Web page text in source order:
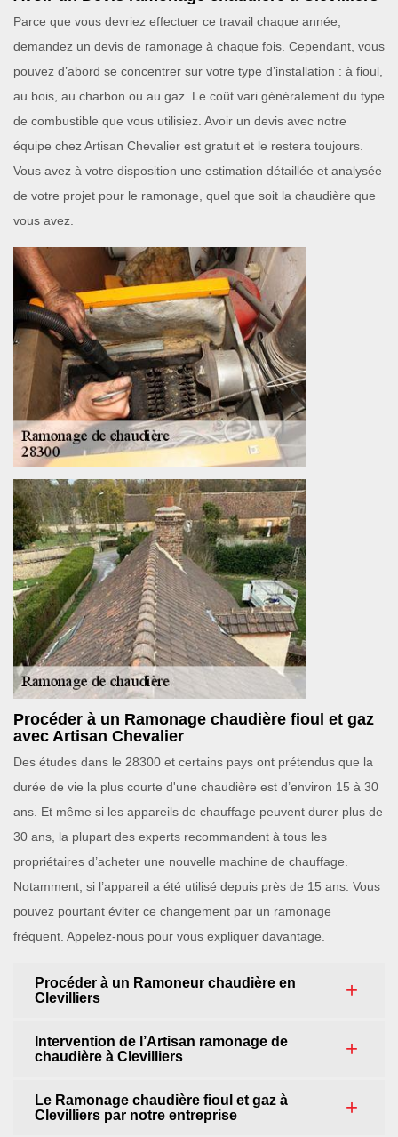
Parce que vous devriez effectuer ce travail chaque année,
demandez un devis de ramonage à chaque fois. Cependant, vous
pouvez d’abord se concentrer sur votre type d’installation : à fioul,
au bois, au charbon ou au gaz. Le coût vari généralement du type
de combustible que vous utilisiez. Avoir un devis avec notre
équipe chez Artisan Chevalier est gratuit et le restera toujours.
Vous avez à votre disposition une estimation détaillée et analysée
de votre projet pour le ramonage, quel que soit la chaudière que
vous avez.
Procéder à un Ramonage chaudière fioul et gaz
avec Artisan Chevalier
Des études dans le 28300 et certains pays ont prétendus que la
durée de vie la plus courte d'une chaudière est d’environ 15 à 30
ans. Et même si les appareils de chauffage peuvent durer plus de
30 ans, la plupart des experts recommandent à tous les
propriétaires d’acheter une nouvelle machine de chauffage.
Notamment, si l’appareil a été utilisé depuis près de 15 ans. Vous
pouvez pourtant éviter ce changement par un ramonage
fréquent. Appelez-nous pour vous expliquer davantage.
Procéder à un Ramoneur chaudière en
Clevilliers
Intervention de l’Artisan ramonage de
chaudière à Clevilliers
Le Ramonage chaudière fioul et gaz à
Clevilliers par notre entreprise